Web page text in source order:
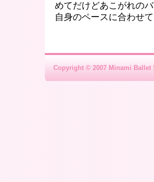
めてだけどあこがれの
自身のペースに合わせ
Copyright © 2007 Minami